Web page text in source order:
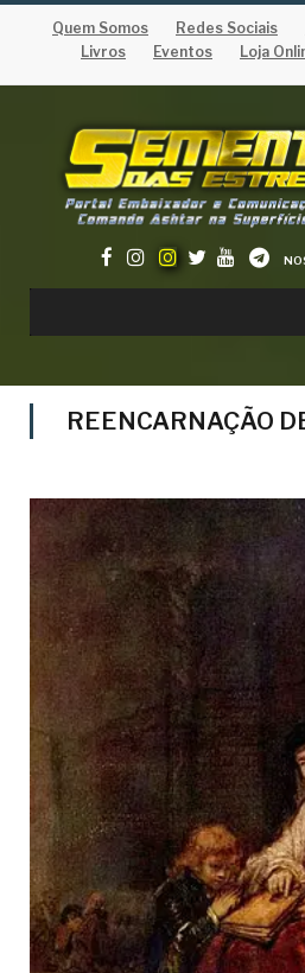
Quem Somos Redes Sociais
Livros
Eventos Loja
REENCARNAÇÃO